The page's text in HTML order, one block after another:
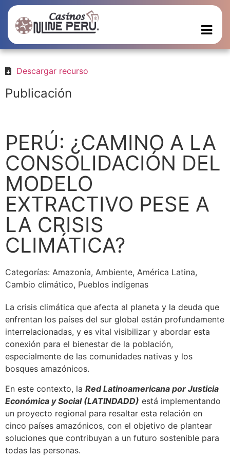
Descargar recurso
Publicación
PERÚ: ¿CAMINO A LA
CONSOLIDACIÓN DEL
MODELO
EXTRACTIVO PESE A
LA CRISIS
CLIMÁTICA?
Categorías: Amazonía, Ambiente, América Latina,
Cambio climático, Pueblos indígenas
La crisis climática que afecta al planeta y la deuda que
enfrentan los países del sur global están profundamente
interrelacionadas, y es vital visibilizar y abordar esta
conexión para el bienestar de la población,
especialmente de las comunidades nativas y los
bosques amazónicos.
En este contexto, la Red Latinoamericana por Justicia
Económica y Social (LATINDADD) está implementando
un proyecto regional para resaltar esta relación en
cinco países amazónicos, con el objetivo de plantear
soluciones que contribuyan a un futuro sostenible para
todas las personas.